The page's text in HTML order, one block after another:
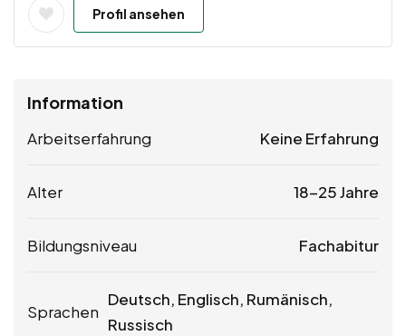
Profil ansehen
Information
Arbeitserfahrung Keine Erfahrung
Alter 18-25 Jahre
Bildungsniveau Fachabitur
Sprachen
Deutsch, Englisch, Rumänisch,
Russisch